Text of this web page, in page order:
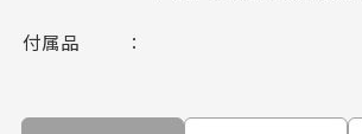
付属品